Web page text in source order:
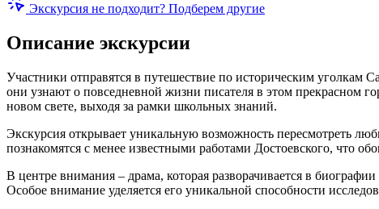
Экскурсия не подходит? Подберем другие
Описание экскурсии
Участники отправятся в путешествие по историческим уголкам
они узнают о повседневной жизни писателя в этом прекрасном
новом свете, выходя за рамки школьных знаний.
Экскурсия открывает уникальную возможность пересмотреть
познакомятся с менее известными работами Достоевского, что
В центре внимания – драма, которая разворачивается в
Особое внимание уделяется его уникальной способности